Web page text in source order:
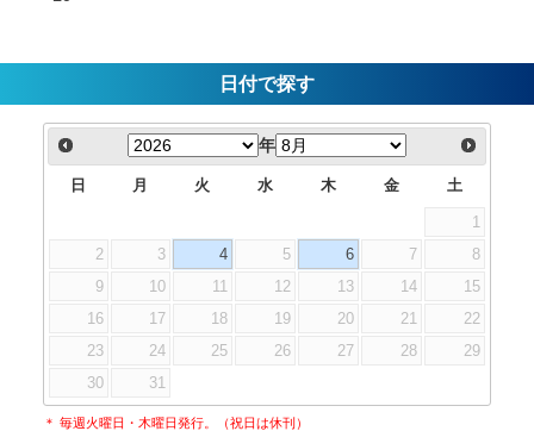
日付で探す
年
日 月 火 水 木 金 土
1
2
3 4 5 6 7
8
9
10 11 12 13 14
15
16
17 18 19 20 21
22
23
24 25 26 27 28
29
30
31
＊ 毎週火曜日・木曜日発行。（祝日は休刊）